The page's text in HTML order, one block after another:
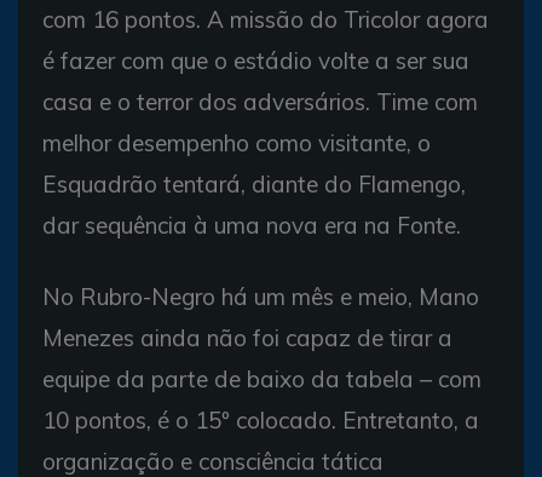
com 16 pontos. A missão do Tricolor agora
é fazer com que o estádio volte a ser sua
casa e o terror dos adversários. Time com
melhor desempenho como visitante, o
Esquadrão tentará, diante do Flamengo,
dar sequência à uma nova era na Fonte.
No Rubro-Negro há um mês e meio, Mano
Menezes ainda não foi capaz de tirar a
equipe da parte de baixo da tabela – com
10 pontos, é o 15º colocado. Entretanto, a
organização e consciência tática